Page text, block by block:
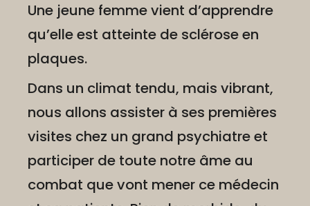
Une jeune femme vient d’apprendre
qu’elle est atteinte de sclérose en
plaques.
Dans un climat tendu, mais vibrant,
nous allons assister à ses premières
visites chez un grand psychiatre et
participer de toute notre âme au
combat que vont mener ce médecin